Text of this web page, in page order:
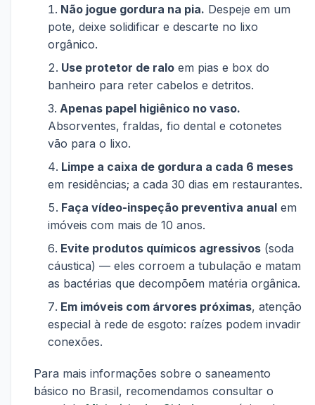
Não jogue gordura na pia. Despeje em um
pote, deixe solidificar e descarte no lixo
orgânico.
Use protetor de ralo em pias e box do
banheiro para reter cabelos e detritos.
Apenas papel higiênico no vaso.
Absorventes, fraldas, fio dental e cotonetes
vão para o lixo.
Limpe a caixa de gordura a cada 6 meses
em residências; a cada 30 dias em restaurantes.
Faça vídeo-inspeção preventiva anual em
imóveis com mais de 10 anos.
Evite produtos químicos agressivos (soda
cáustica) — eles corroem a tubulação e matam
as bactérias que decompõem matéria orgânica.
Em imóveis com árvores próximas, atenção
especial à rede de esgoto: raízes podem invadir
conexões.
Para mais informações sobre o saneamento
básico no Brasil, recomendamos consultar o